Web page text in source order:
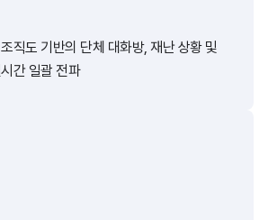
직도 기반의 단체 대화방, 재난 상황 및
간 일괄 전파